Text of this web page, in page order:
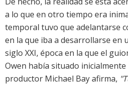
a lo que en otro tiempo era
temporal tuvo que adelantarse
en la que iba a desarrollarse en
siglo XXI, época en la que el
Owen había situado
productor Michael Bay afirma,